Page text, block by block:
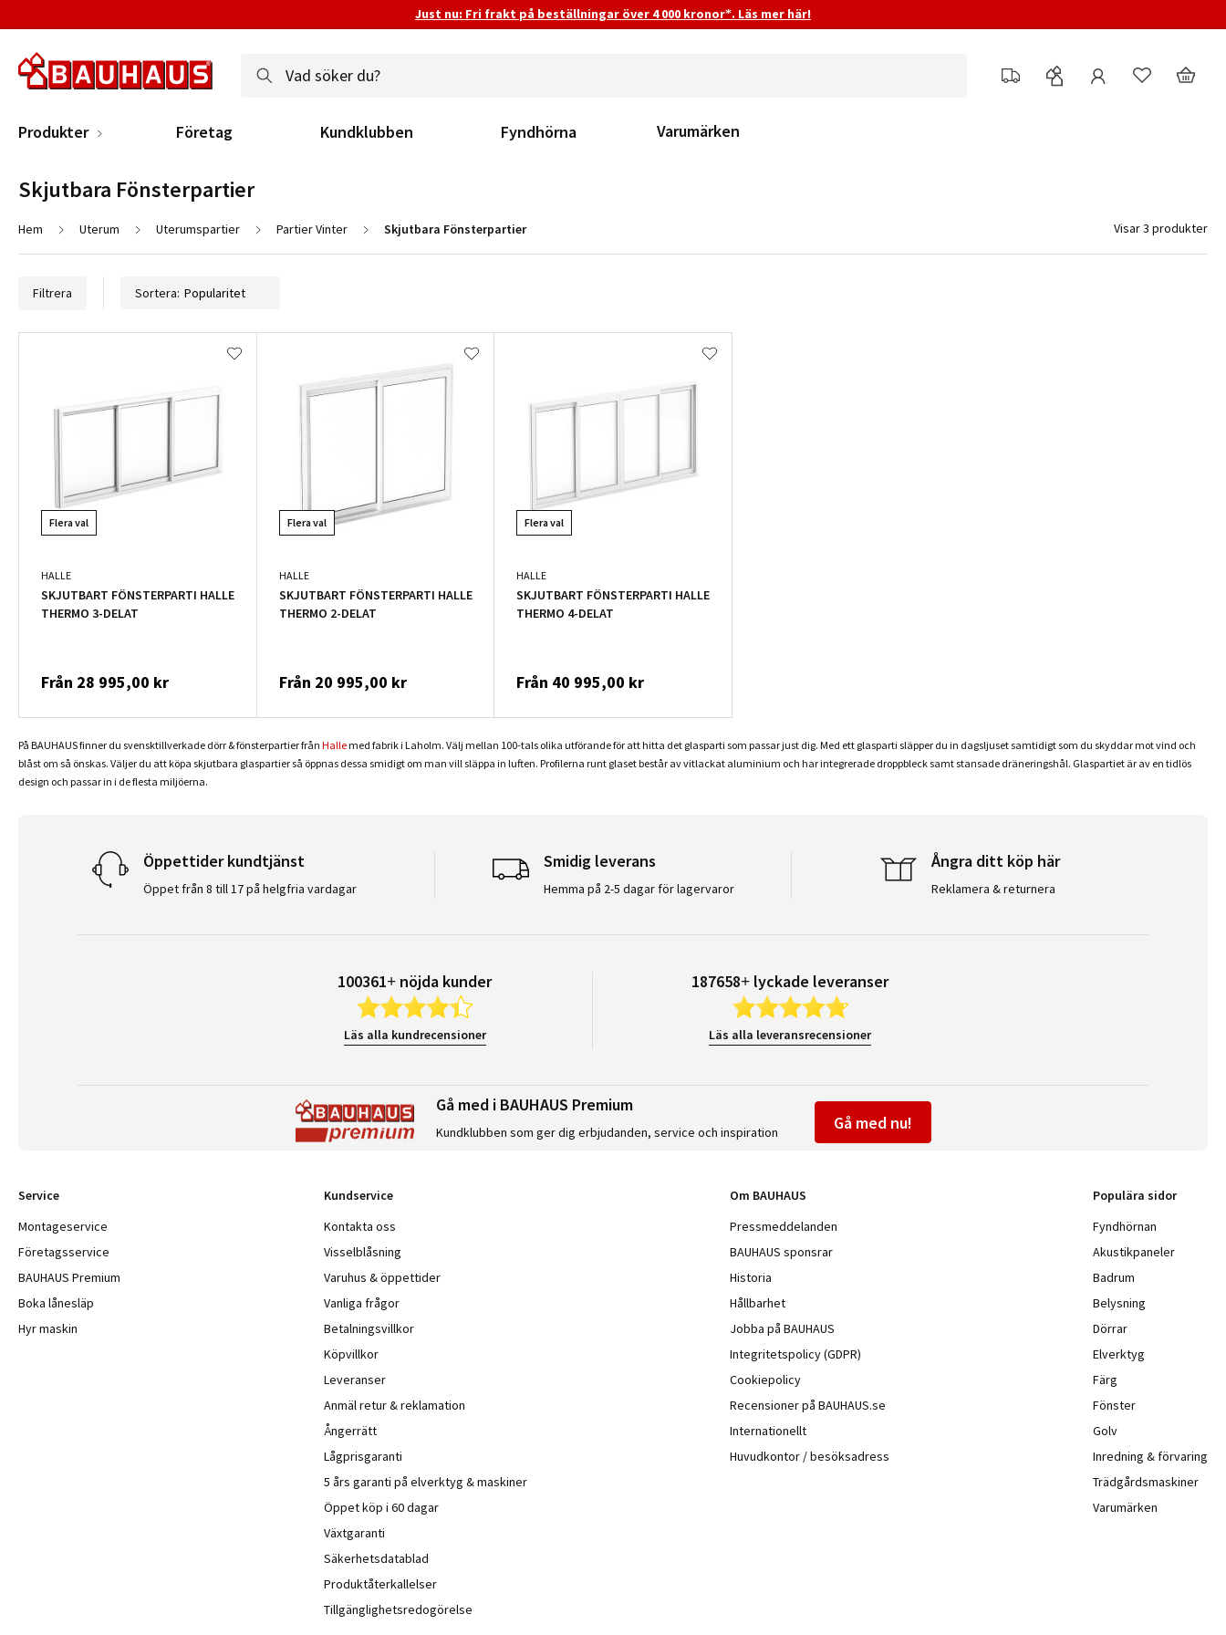
Just nu: Fri frakt på beställningar över 4 000 kronor*. Läs mer här!
Produkter Företag Kundklubben Fyndhörna Varumärken
Filtrera Sortera:
Flera val
HALLE
SKJUTBART FÖNSTERPARTI HALLE
THERMO 3-DELAT
Från 28 995,00 kr
Flera val
HALLE
SKJUTBART FÖNSTERPARTI HALLE
THERMO 2-DELAT
Från 20 995,00 kr
Flera val
HALLE
SKJUTBART FÖNSTERPARTI HALLE
THERMO 4-DELAT
Från 40 995,00 kr
På BAUHAUS finner du svensktillverkade dörr & fönsterpartier från Halle med fabrik i Laholm. Välj mellan 100-tals olika utförande för att hitta det glasparti som passar just dig. Med ett glasparti släpper du in dagsljuset samtidigt som du skyddar mot vind och
blåst om så önskas. Väljer du att köpa skjutbara glaspartier så öppnas dessa smidigt om man vill släppa in luften. Profilerna runt glaset består av vitlackat aluminium och har integrerade droppbleck samt stansade dräneringshål. Glaspartiet är av en tidlös
design och passar in i de flesta miljöerna.
Skjutbara Fönsterpartier
Hem Uterum Uterumspartier Partier Vinter Skjutbara Fönsterpartier Visar 3 produkter
Öppettider kundtjänst
Öppet från 8 till 17 på helgfria vardagar
Smidig leverans
Hemma på 2-5 dagar för lagervaror
Ångra ditt köp här
Reklamera & returnera
100361+ nöjda kunder
Läs alla kundrecensioner
187658+ lyckade leveranser
Läs alla leveransrecensioner
Gå med i BAUHAUS Premium
Kundklubben som ger dig erbjudanden, service och inspiration Gå med nu!
Service
Montageservice
Företagsservice
BAUHAUS Premium
Boka lånesläp
Hyr maskin
Kundservice
Kontakta oss
Visselblåsning
Varuhus & öppettider
Vanliga frågor
Betalningsvillkor
Köpvillkor
Leveranser
Anmäl retur & reklamation
Ångerrätt
Lågprisgaranti
5 års garanti på elverktyg & maskiner
Öppet köp i 60 dagar
Växtgaranti
Säkerhetsdatablad
Produktåterkallelser
Tillgänglighetsredogörelse
Om BAUHAUS
Pressmeddelanden
BAUHAUS sponsrar
Historia
Hållbarhet
Jobba på BAUHAUS
Integritetspolicy (GDPR)
Cookiepolicy
Recensioner på BAUHAUS.se
Internationellt
Huvudkontor / besöksadress
Populära sidor
Fyndhörnan
Akustikpaneler
Badrum
Belysning
Dörrar
Elverktyg
Färg
Fönster
Golv
Inredning & förvaring
Trädgårdsmaskiner
Varumärken